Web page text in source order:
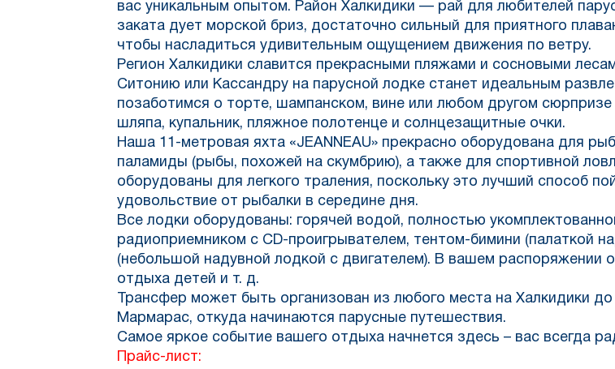
вас уникальным опытом. Район Халкидики — рай для любителей
заката дует морской бриз, достаточно сильный для приятного
чтобы насладиться удивительным ощущением движения по ветру.
Регион Халкидики славится прекрасными пляжами и сосновыми
Ситонию или Кассандру на парусной лодке станет идеальным
позаботимся о торте, шампанском, вине или любом другом
шляпа, купальник, пляжное полотенце и солнцезащитные очки.
Наша 11-метровая яхта «JEANNEAU» прекрасно оборудована для
паламиды (рыбы, похожей на скумбрию), а также для спортивной
оборудованы для легкого траления, поскольку это лучший способ
удовольствие от рыбалки в середине дня.
Все лодки оборудованы: горячей водой, полностью
радиоприемником с CD-проигрывателем, тентом-бимини (палаткой
(небольшой надувной лодкой с двигателем). В вашем распоряжении
отдыха детей и т. д.
Трансфер может быть организован из любого места на Халкидики
Мармарас, откуда начинаются парусные путешествия.
Самое яркое событие вашего отдыха начнется здесь – вас всегда
Прайс-лист: